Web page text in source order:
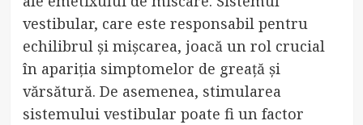
vestibular, care este responsabil pentru
echilibrul și mișcarea, joacă un rol crucial
în apariția simptomelor de greață și
vărsătură. De asemenea, stimularea
sistemului vestibular poate fi un factor